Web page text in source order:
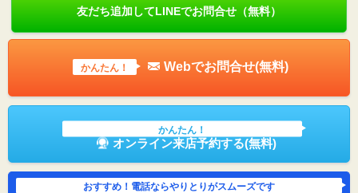
友だち追加してLINEでお問合せ（無料）
かんたん！ Webでお問合せ(無料)
かんたん！
オンライン来店予約する(無料)
おすすめ！電話ならやりとりがスムーズです